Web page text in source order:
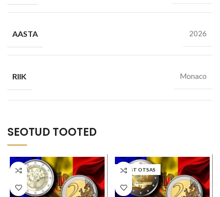
AASTA 2026
RIIK Monaco
SEOTUD TOOTED
LAOST OTSAS